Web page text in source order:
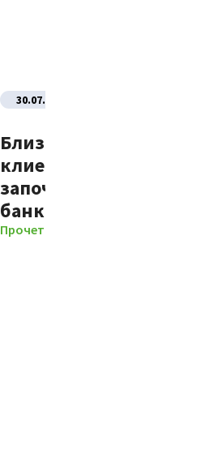
30.07.2026
Близо 70% от новите
клиенти на Банка ДСК
започват отношенията
банката изцяло
Прочети повече